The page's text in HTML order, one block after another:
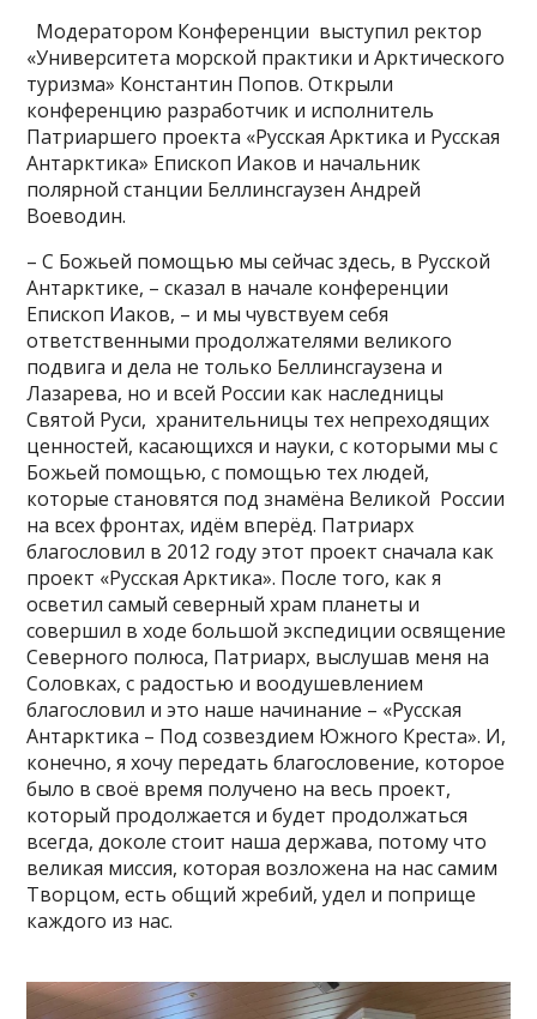
Модератором Конференции выступил ректор
«Университета морской практики и Арктического
туризма» Константин Попов. Открыли
конференцию разработчик и исполнитель
Патриаршего проекта «Русская Арктика и Русская
Антарктика» Епископ Иаков и начальник
полярной станции Беллинсгаузен Андрей
Воеводин.
– С Божьей помощью мы сейчас здесь, в Русской
Антарктике, – сказал в начале конференции
Епископ Иаков, – и мы чувствуем себя
ответственными продолжателями великого
подвига и дела не только Беллинсгаузена и
Лазарева, но и всей России как наследницы
Святой Руси, хранительницы тех непреходящих
ценностей, касающихся и науки, с которыми мы с
Божьей помощью, с помощью тех людей,
которые становятся под знамёна Великой России
на всех фронтах, идём вперёд. Патриарх
благословил в 2012 году этот проект сначала как
проект «Русская Арктика». После того, как я
осветил самый северный храм планеты и
совершил в ходе большой экспедиции освящение
Северного полюса, Патриарх, выслушав меня на
Соловках, с радостью и воодушевлением
благословил и это наше начинание – «Русская
Антарктика – Под созвездием Южного Креста». И,
конечно, я хочу передать благословение, которое
было в своё время получено на весь проект,
который продолжается и будет продолжаться
всегда, доколе стоит наша держава, потому что
великая миссия, которая возложена на нас самим
Творцом, есть общий жребий, удел и поприще
каждого из нас.